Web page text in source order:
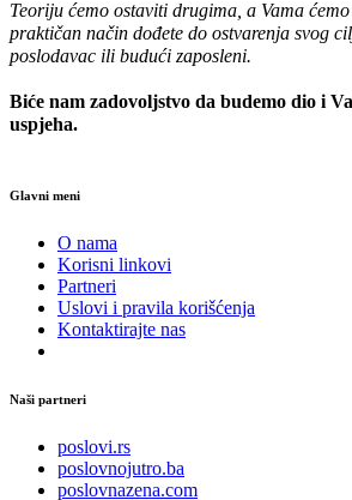
Teoriju ćemo ostaviti drugima, a Vama
praktičan način dođete do ostvarenja svog
poslodavac ili budući zaposleni.
Biće nam zadovoljstvo da budemo dio i
uspjeha.
Glavni meni
O nama
Korisni linkovi
Partneri
Uslovi i pravila korišćenja
Kontaktirajte nas
Naši partneri
poslovi.rs
poslovnojutro.ba
poslovnazena.com